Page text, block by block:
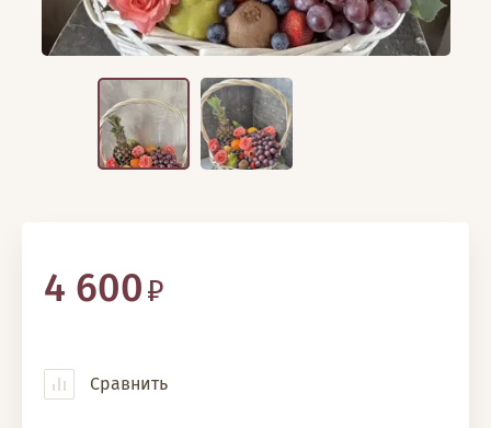
4 600
Сравнить